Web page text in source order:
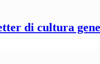
di cultura